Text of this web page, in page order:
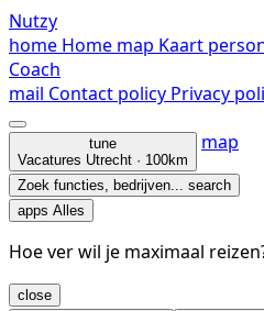
Nutzy
home Home map Kaart
Coach
mail Contact policy Privacy
tune
Vacatures Utrecht · 100km
map
Zoek functies, bedrijven... search
apps Alles
Hoe ver wil je maximaal
close